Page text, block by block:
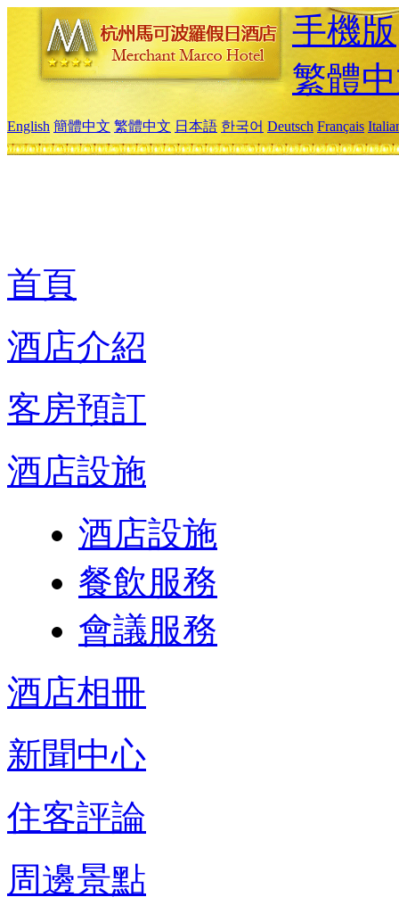
手機版
繁體
English 簡體中文 繁體中文 日本語 한국어 Deutsch Français
首頁
酒店介紹
客房預訂
酒店設施
酒店設施
餐飲服務
會議服務
酒店相冊
新聞中心
住客評論
周邊景點